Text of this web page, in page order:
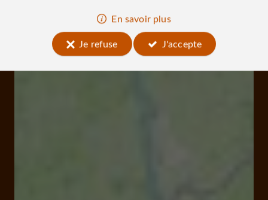
En savoir plus
Je refuse
J'accepte